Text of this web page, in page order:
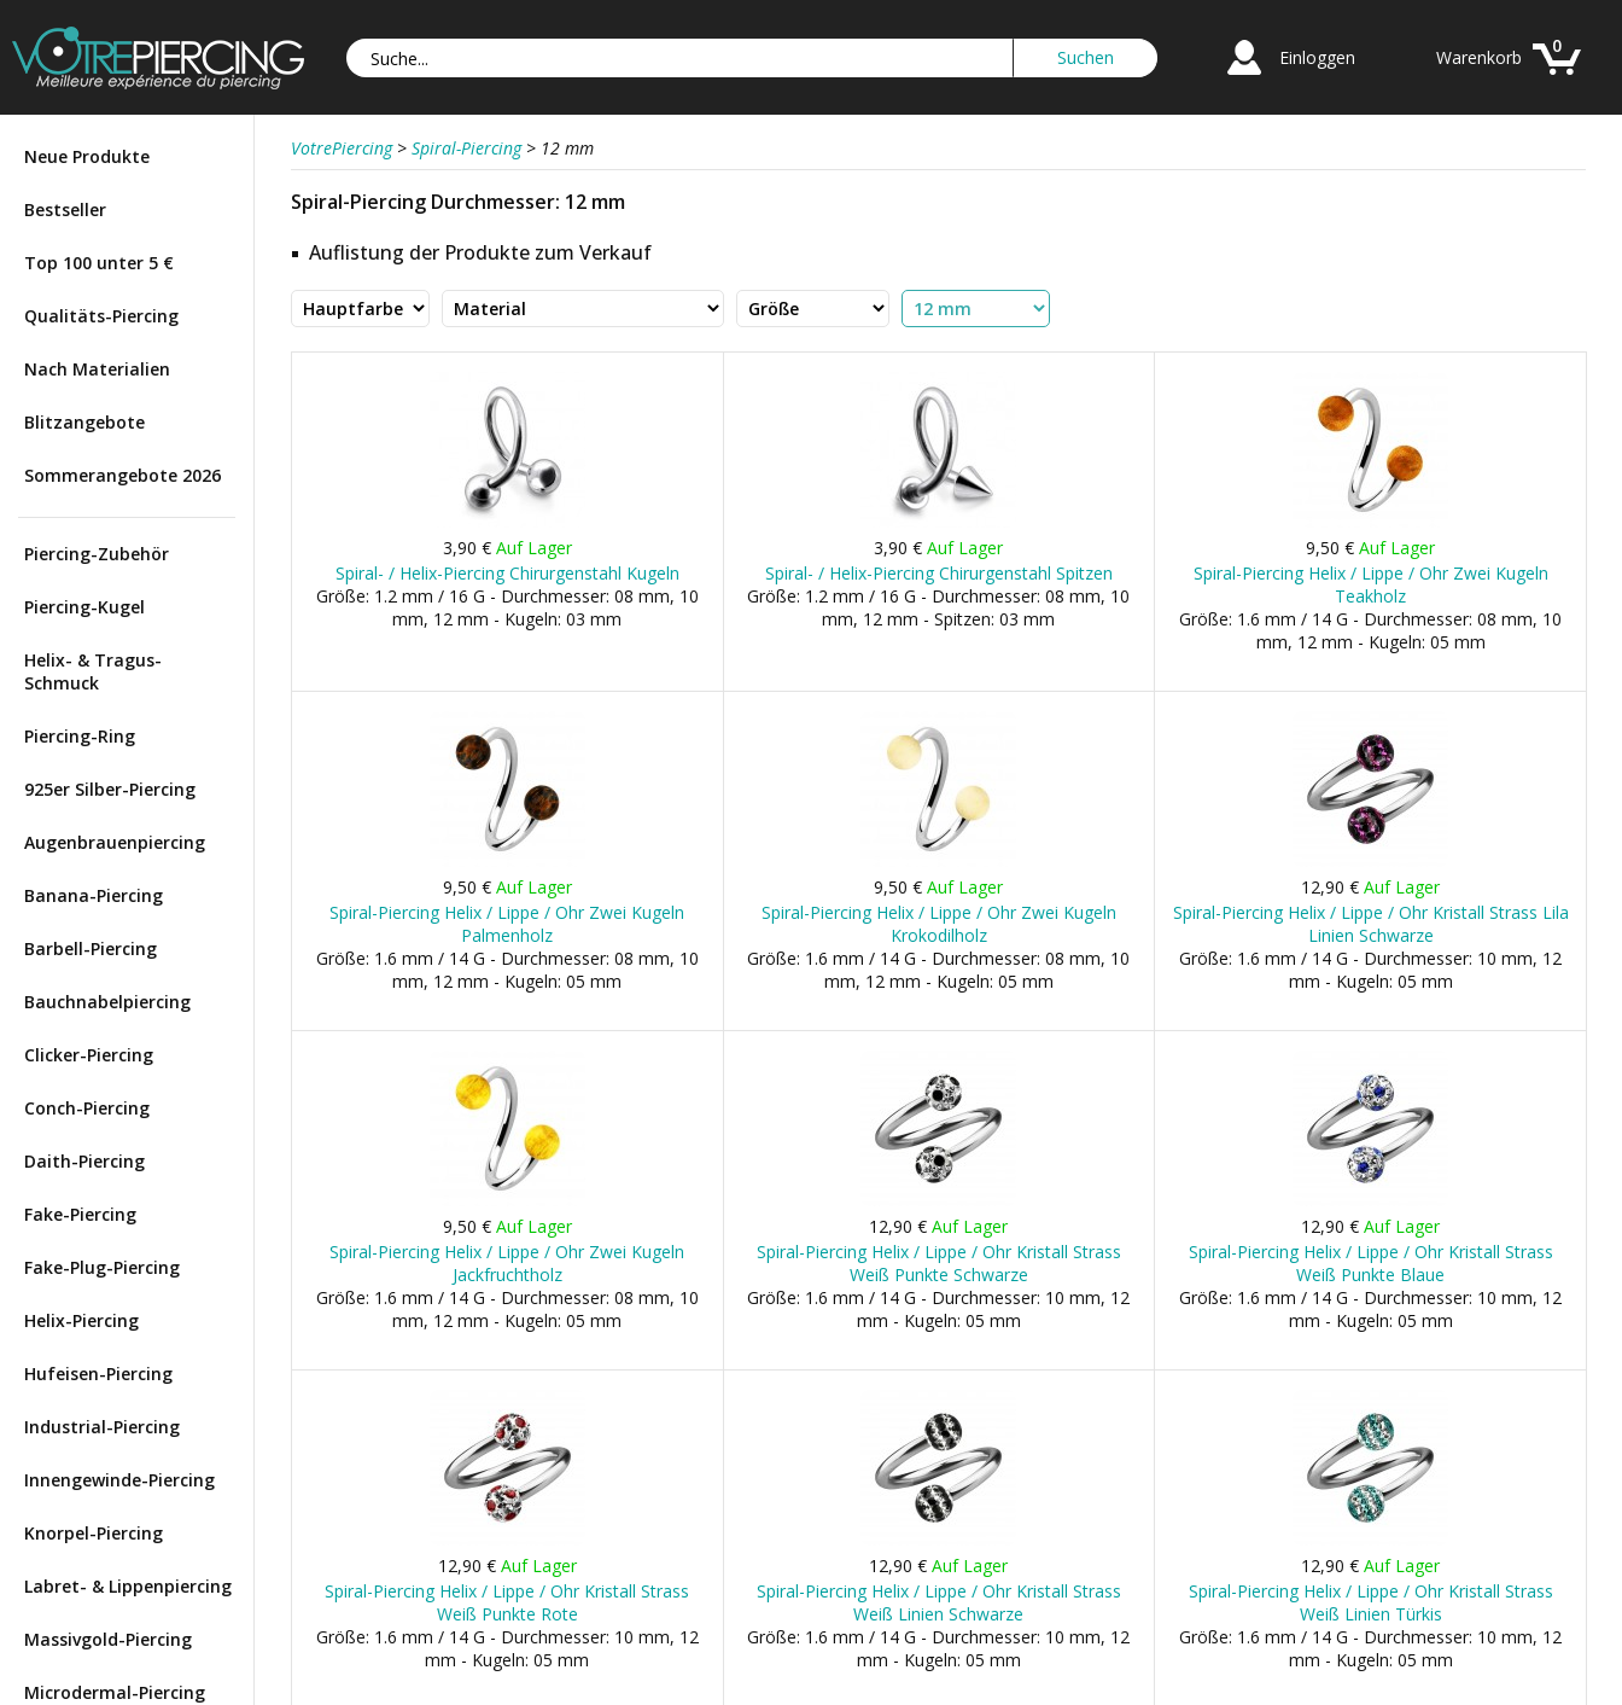
Einloggen
0
Warenkorb
Neue Produkte
Bestseller
Top 100 unter 5 €
Qualitäts-Piercing
Nach Materialien
Blitzangebote
Sommerangebote 2026
Piercing-Zubehör
Piercing-Kugel
Helix- & Tragus-
Schmuck
Piercing-Ring
925er Silber-Piercing
Augenbrauenpiercing
Banana-Piercing
Barbell-Piercing
Bauchnabelpiercing
Clicker-Piercing
Conch-Piercing
Daith-Piercing
Fake-Piercing
Fake-Plug-Piercing
Helix-Piercing
Hufeisen-Piercing
Industrial-Piercing
Innengewinde-Piercing
Knorpel-Piercing
Labret- & Lippenpiercing
Massivgold-Piercing
Microdermal-Piercing
VotrePiercing > Spiral-Piercing > 12 mm
Spiral-Piercing Durchmesser: 12 mm
Auflistung der Produkte zum Verkauf
3,90 € Auf Lager
Spiral- / Helix-Piercing Chirurgenstahl Kugeln
Größe: 1.2 mm / 16 G - Durchmesser: 08 mm, 10
mm, 12 mm - Kugeln: 03 mm
3,90 €Auf Lager
Spiral- / Helix-Piercing Chirurgenstahl Spitzen
Größe: 1.2 mm / 16 G - Durchmesser: 08 mm, 10
mm, 12 mm - Spitzen: 03 mm
9,50 €Auf Lager
Spiral-Piercing Helix / Lippe / Ohr Zwei Kugeln
Teakholz
Größe: 1.6 mm / 14 G - Durchmesser: 08 mm, 10
mm, 12 mm - Kugeln: 05 mm
9,50 € Auf Lager
Spiral-Piercing Helix / Lippe / Ohr Zwei Kugeln
Palmenholz
Größe: 1.6 mm / 14 G - Durchmesser: 08 mm, 10
mm, 12 mm - Kugeln: 05 mm
9,50 €Auf Lager
Spiral-Piercing Helix / Lippe / Ohr Zwei Kugeln
Krokodilholz
Größe: 1.6 mm / 14 G - Durchmesser: 08 mm, 10
mm, 12 mm - Kugeln: 05 mm
12,90 €Auf Lager
Spiral-Piercing Helix / Lippe / Ohr Kristall Strass Lila
Linien Schwarze
Größe: 1.6 mm / 14 G - Durchmesser: 10 mm, 12
mm - Kugeln: 05 mm
9,50 € Auf Lager
Spiral-Piercing Helix / Lippe / Ohr Zwei Kugeln
Jackfruchtholz
Größe: 1.6 mm / 14 G - Durchmesser: 08 mm, 10
mm, 12 mm - Kugeln: 05 mm
12,90 €Auf Lager
Spiral-Piercing Helix / Lippe / Ohr Kristall Strass
Weiß Punkte Schwarze
Größe: 1.6 mm / 14 G - Durchmesser: 10 mm, 12
mm - Kugeln: 05 mm
12,90 €Auf Lager
Spiral-Piercing Helix / Lippe / Ohr Kristall Strass
Weiß Punkte Blaue
Größe: 1.6 mm / 14 G - Durchmesser: 10 mm, 12
mm - Kugeln: 05 mm
12,90 € Auf Lager
Spiral-Piercing Helix / Lippe / Ohr Kristall Strass
Weiß Punkte Rote
Größe: 1.6 mm / 14 G - Durchmesser: 10 mm, 12
mm - Kugeln: 05 mm
12,90 €Auf Lager
Spiral-Piercing Helix / Lippe / Ohr Kristall Strass
Weiß Linien Schwarze
Größe: 1.6 mm / 14 G - Durchmesser: 10 mm, 12
mm - Kugeln: 05 mm
12,90 €Auf Lager
Spiral-Piercing Helix / Lippe / Ohr Kristall Strass
Weiß Linien Türkis
Größe: 1.6 mm / 14 G - Durchmesser: 10 mm, 12
mm - Kugeln: 05 mm